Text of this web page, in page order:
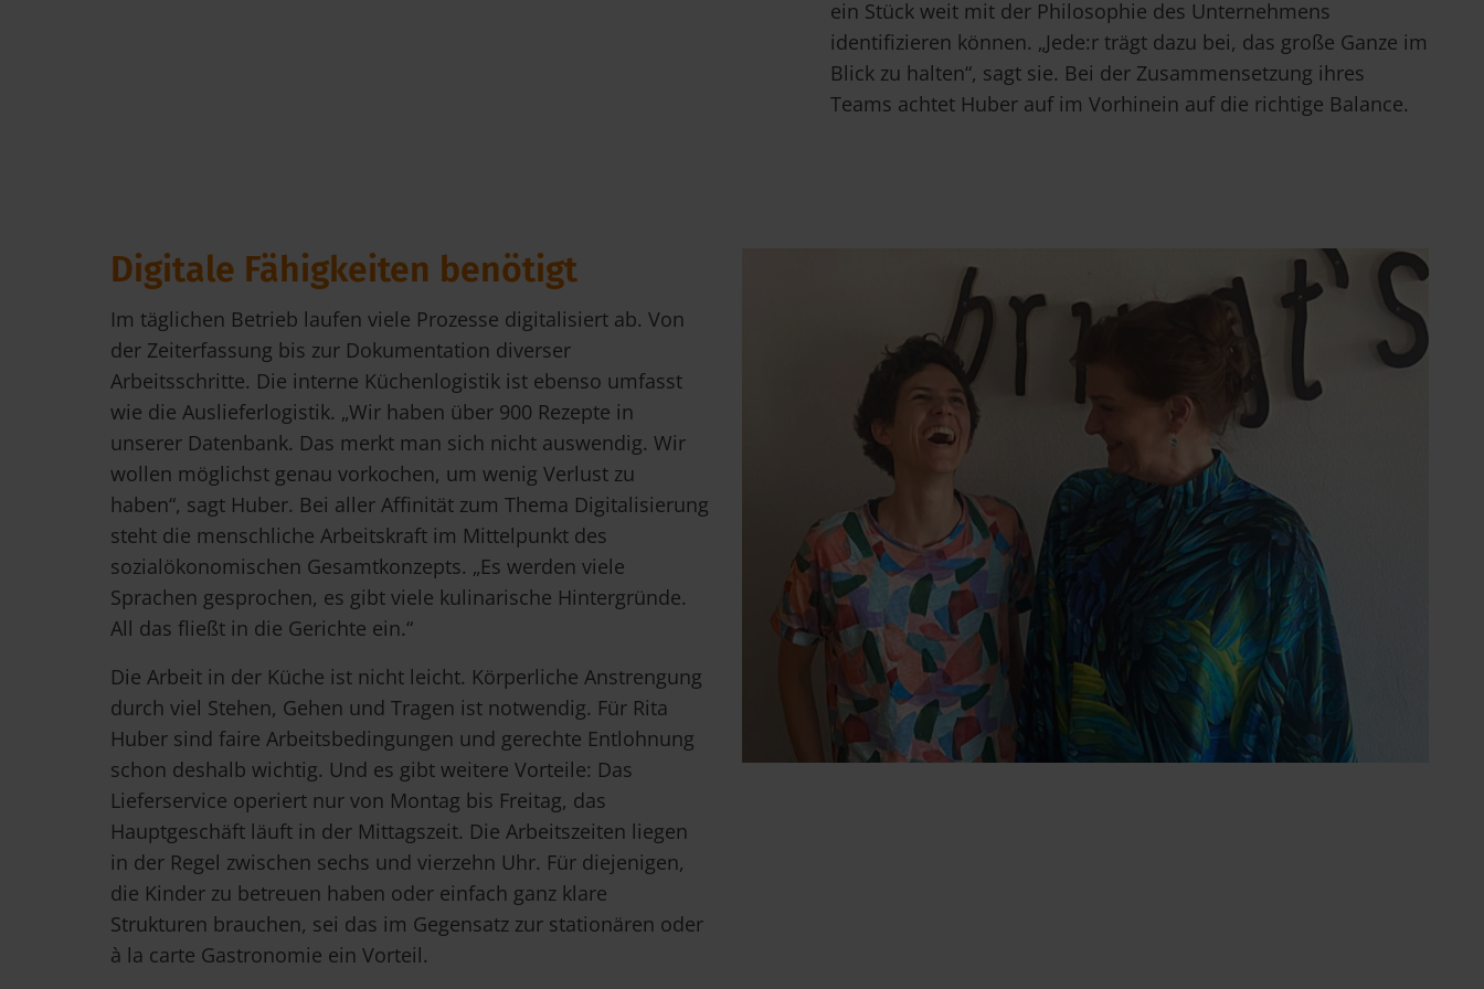
ein Stück weit mit der Philosophie des Unternehmens
identifizieren können. „Jede:r trägt dazu bei, das große Ganze im
Blick zu halten“, sagt sie. Bei der Zusammensetzung ihres
Teams achtet Huber auf im Vorhinein auf die richtige Balance.
Digitale Fähigkeiten benötigt
Im täglichen Betrieb laufen viele Prozesse digitalisiert ab. Von
der Zeiterfassung bis zur Dokumentation diverser
Arbeitsschritte. Die interne Küchenlogistik ist ebenso umfasst
wie die Auslieferlogistik. „Wir haben über 900 Rezepte in
unserer Datenbank. Das merkt man sich nicht auswendig. Wir
wollen möglichst genau vorkochen, um wenig Verlust zu
haben“, sagt Huber. Bei aller Affinität zum Thema Digitalisierung
steht die menschliche Arbeitskraft im Mittelpunkt des
sozialökonomischen Gesamtkonzepts. „Es werden viele
Sprachen gesprochen, es gibt viele kulinarische Hintergründe.
All das fließt in die Gerichte ein.“
Die Arbeit in der Küche ist nicht leicht. Körperliche Anstrengung
durch viel Stehen, Gehen und Tragen ist notwendig. Für Rita
Huber sind faire Arbeitsbedingungen und gerechte Entlohnung
schon deshalb wichtig. Und es gibt weitere Vorteile: Das
Lieferservice operiert nur von Montag bis Freitag, das
Hauptgeschäft läuft in der Mittagszeit. Die Arbeitszeiten liegen
in der Regel zwischen sechs und vierzehn Uhr. Für diejenigen,
die Kinder zu betreuen haben oder einfach ganz klare
Strukturen brauchen, sei das im Gegensatz zur stationären oder
à la carte Gastronomie ein Vorteil.